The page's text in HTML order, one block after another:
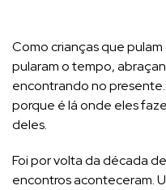
Como crianças que
pularam o tempo,
encontrando no
porque é lá onde eles
deles.
Foi por volta da década
encontros aconteceram.